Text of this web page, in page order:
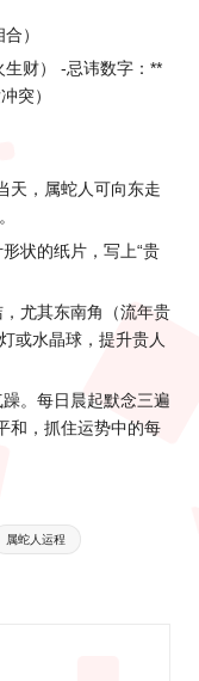
）
财） -忌讳数字：**
突）
天，属蛇人可向东走
状的纸片，写上“贵
尤其东南角（流年贵
或水晶球，提升贵人
。每日晨起默念三遍
和，抓住运势中的每
属蛇人运程